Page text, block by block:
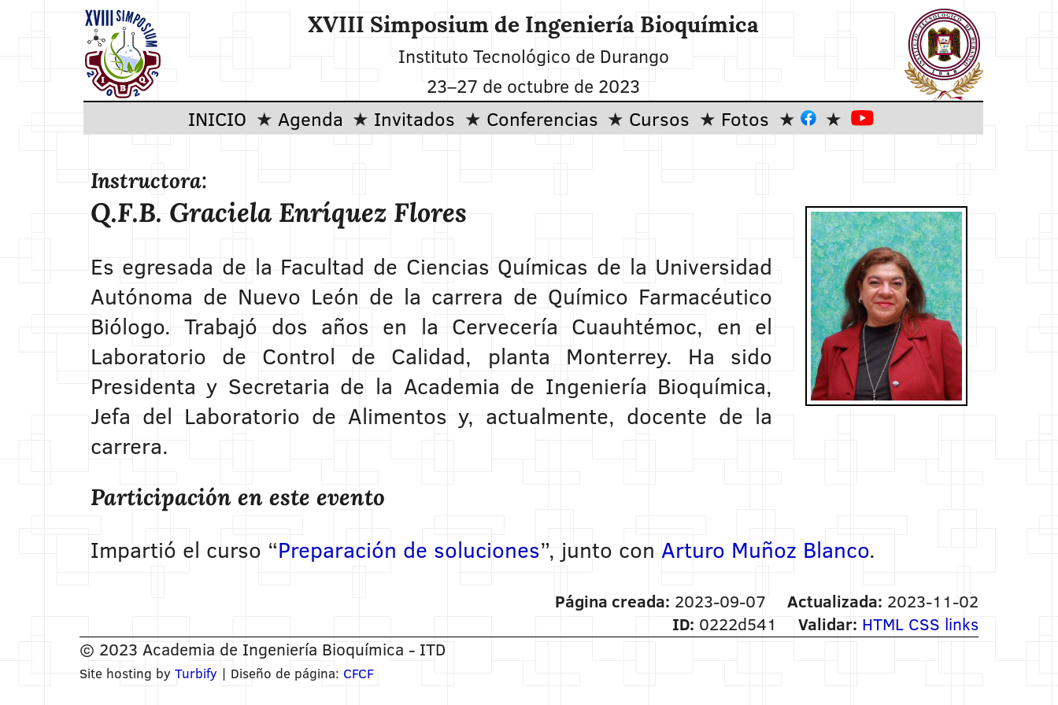
XVIII Simposium de Ingeniería Bioquímica
Instituto Tecnológico de Durango
23–27 de octubre de 2023
INICIO Agenda Invitados Conferencias Cursos Fotos
Instructora:
Q.F.B. Graciela Enríquez Flores
Es egresada de la Facultad de Ciencias Químicas de la Universidad
Autónoma de Nuevo León de la carrera de Químico Farmacéutico
Biólogo. Trabajó dos años en la Cervecería Cuauhtémoc, en el
Laboratorio de Control de Calidad, planta Monterrey. Ha sido
Presidenta y Secretaria de la Academia de Ingeniería Bioquímica,
Jefa del Laboratorio de Alimentos y, actualmente, docente de la
carrera.
Participación en este evento
Impartió el curso “Preparación de soluciones”, junto con Arturo Muñoz Blanco.
Página creada: 2023-09-07 Actualizada: 2023-11-02
ID: 0222d541 Validar: HTML CSS links
© 2023 Academia de Ingeniería Bioquímica - ITD
Site hosting by Turbify | Diseño de página: CFCF